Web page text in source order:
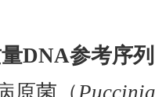
DNA参考序列
原菌（